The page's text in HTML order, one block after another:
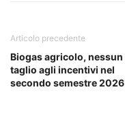
Articolo precedente
Biogas agricolo, nessun
taglio agli incentivi nel
secondo semestre 2026